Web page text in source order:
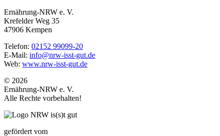
Ernährung-NRW e. V.
Krefelder Weg 35
47906 Kempen
Telefon: 02152 99099-20
E-Mail: info@nrw-isst-gut.de
Web: www.nrw-isst-gut.de
© 2026
Ernährung-NRW e. V.
Alle Rechte vorbehalten!
gefördert vom